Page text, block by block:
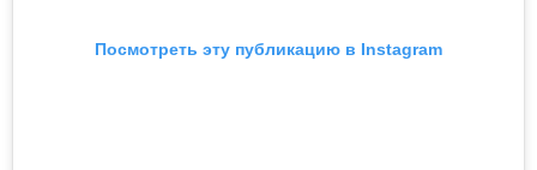
Посмотреть эту публикацию в Instagram